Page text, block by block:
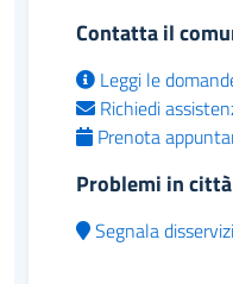
Contatta il
Leggi le
Richiedi
Prenota
Problemi in città
Segnala